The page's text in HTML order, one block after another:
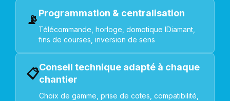
📡Programmation & centralisation
Télécommande, horloge, domotique IDiamant,
fins de courses, inversion de sens
📋Conseil technique adapté à chaque
chantier
Choix de gamme, prise de cotes, compatibilité,